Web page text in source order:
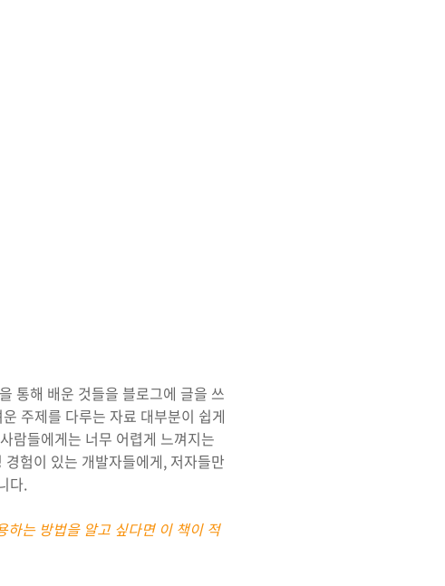
통해 배운 것들을 블로그에 글을 쓰
주제를 다루는 자료 대부분이 쉽게
람들에게는 너무 어렵게 느껴지는
험이 있는 개발자들에게, 저자들만
다.
는 방법을 알고 싶다면 이 책이 적